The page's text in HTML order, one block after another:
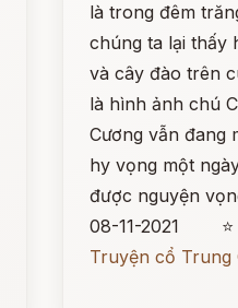
là trong đêm
chúng ta lại thấy
và cây đào trên
là hình ảnh chú
Cương vẫn đang
hy vọng một
được nguyện
08-11-2021
Truyện cổ Trung